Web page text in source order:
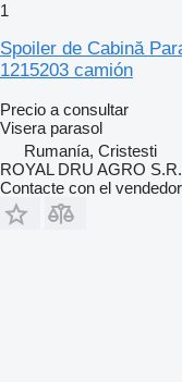
1
Spoiler de Cabină
1215203 camión
Precio a consultar
Visera parasol
Rumanía, Cristesti
ROYAL DRU AGRO
Contacte con el vendedor